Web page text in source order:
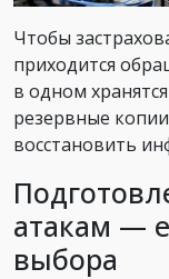
Чтобы
приходится
в одном
резервные
восстановить
атакам —
выбора